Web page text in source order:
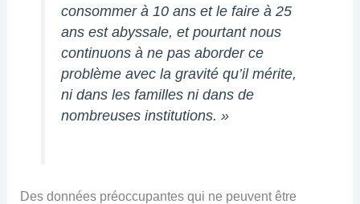
consommer à 10 ans et le faire à 25
ans est abyssale, et pourtant nous
continuons à ne pas aborder ce
problème avec la gravité qu’il mérite,
ni dans les familles ni dans de
nombreuses institutions. »
Des données préoccupantes qui ne peuvent être